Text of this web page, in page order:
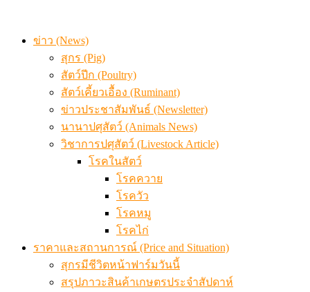
ข่าว (News)
สุกร (Pig)
สัตว์ปีก (Poultry)
สัตว์เคี้ยวเอื้อง (Ruminant)
ข่าวประชาสัมพันธ์ (Newsletter)
นานาปศุสัตว์ (Animals News)
วิชาการปศุสัตว์ (Livestock Article)
โรคในสัตว์
โรคควาย
โรควัว
โรคหมู
โรคไก่
ราคาและสถานการณ์ (Price and Situation)
สุกรมีชีวิตหน้าฟาร์มวันนี้
สรุปภาวะสินค้าเกษตรประจำสัปดาห์